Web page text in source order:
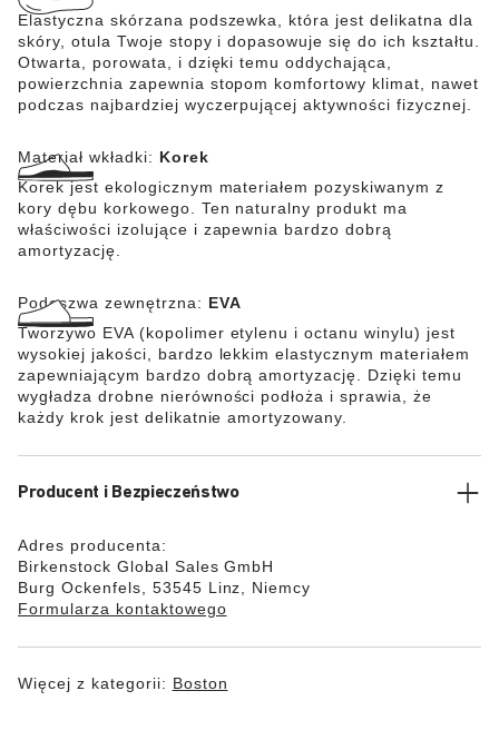
Elastyczna skórzana podszewka, która jest delikatna dla
skóry, otula Twoje stopy i dopasowuje się do ich kształtu.
Otwarta, porowata, i dzięki temu oddychająca,
powierzchnia zapewnia stopom komfortowy klimat, nawet
podczas najbardziej wyczerpującej aktywności fizycznej.
Materiał wkładki: Korek
Korek jest ekologicznym materiałem pozyskiwanym z
kory dębu korkowego. Ten naturalny produkt ma
właściwości izolujące i zapewnia bardzo dobrą
amortyzację.
Podeszwa zewnętrzna: EVA
Tworzywo EVA (kopolimer etylenu i octanu winylu) jest
wysokiej jakości, bardzo lekkim elastycznym materiałem
zapewniającym bardzo dobrą amortyzację. Dzięki temu
wygładza drobne nierówności podłoża i sprawia, że
każdy krok jest delikatnie amortyzowany.
Producent i Bezpieczeństwo
Adres producenta:
Birkenstock Global Sales GmbH
Burg Ockenfels, 53545 Linz, Niemcy
Formularza kontaktowego
Więcej z kategorii: Boston